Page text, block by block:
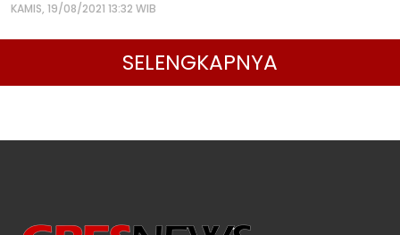
KAMIS, 19/08/2021 13:32 WIB
SELENGKAPNYA